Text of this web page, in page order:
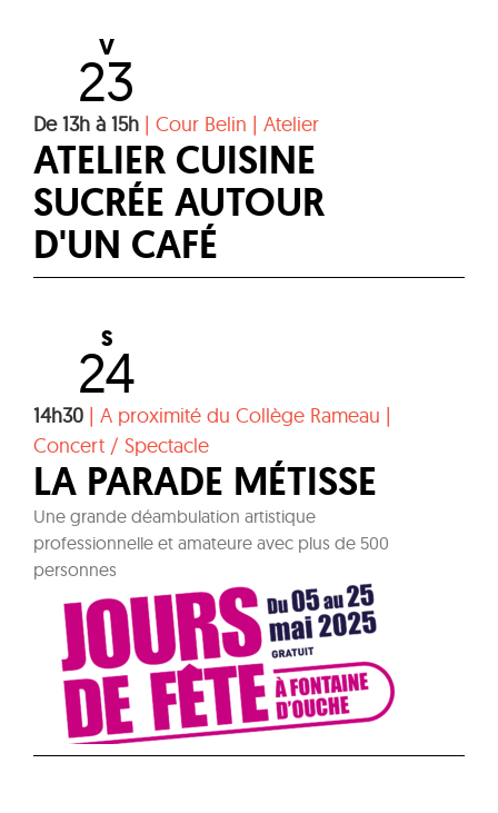
V
23
De 13h à 15h | Cour Belin | Atelier
ATELIER CUISINE
SUCRÉE AUTOUR
D'UN CAFÉ
S
24
14h30 | A proximité du Collège Rameau |
Concert / Spectacle
LA PARADE MÉTISSE
Une grande déambulation artistique
professionnelle et amateure avec plus de 500
personnes